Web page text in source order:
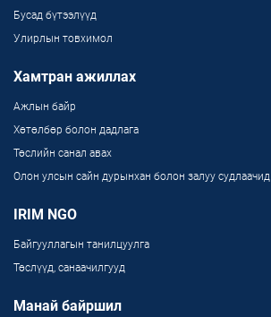
Бусад бүтээлүүд
Улирлын товхимол
Хамтран ажиллах
Ажлын байр
Хөтөлбөр болон дадлага
Төслийн санал авах
Олон улсын сайн дурынхан болон залуу судлаачид
IRIM NGO
Байгууллагын танилцуулга
Төслүүд, санаачилгууд
Манай байршил